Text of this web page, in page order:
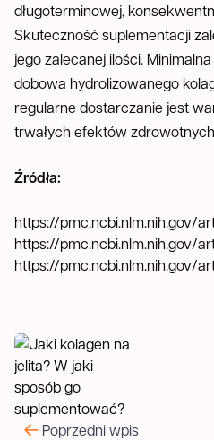
długoterminowej,
Skuteczność suplementacji
jego zalecanej ilości.
dobowa hydrolizowanego
regularne dostarczanie jest
trwałych efektów
Źródła:
https://pmc.ncbi.nlm.nih.gov/
https://pmc.ncbi.nlm.nih.gov/
https://pmc.ncbi.nlm.nih.gov/
Jaki
Poprzedni wpis